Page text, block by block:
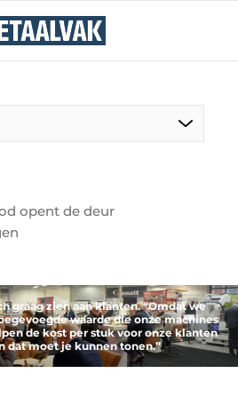
opent de deur
graag zien aan klanten. “Omdat we
waarde die onze machines
de kost per stuk voor onze klanten
dat moet je kunnen tonen.”